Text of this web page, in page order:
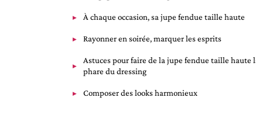
À chaque occasion, sa jupe fendue taille haute
Rayonner en soirée, marquer les esprits
Astuces pour faire de la jupe fendue taille haute
phare du dressing
Composer des looks harmonieux